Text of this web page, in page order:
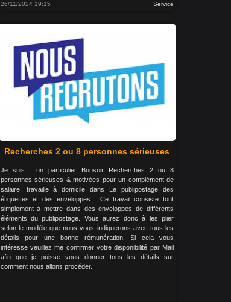
26/11/2024 19:15 Service
Recherches 2 ou 8 personnes sérieuses
Je suis : un particulier Bonsoir Recherches 2 ou 8
personnes sérieuses & motivées pour un complément de
salaire, travaille à domicile dans Le publipostage des
étiquettes et des enveloppes . Ce travail consiste tout
simplement à mettre dans des enveloppes de différents
éléments du publipostage. Vous aurez donc à les plier
selon le modèle que nous vous indiquerons avec tous les
détails pour une bonne rémunération. Si cela vous
intéresse veuillez me confirmer votre disponibilité par Mail
afin que je puisse vous donner tous les détails sur
comment nous allons procéder.